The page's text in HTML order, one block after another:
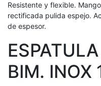
Resistente y flexible.
rectificada pulida espejo.
de espesor.
BIM. INOX